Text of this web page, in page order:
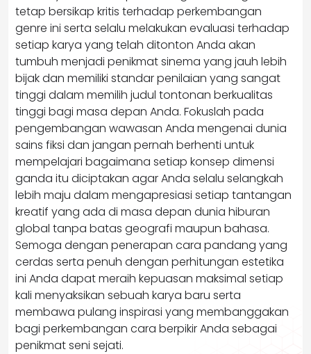
tetap bersikap kritis terhadap perkembangan
genre ini serta selalu melakukan evaluasi terhadap
setiap karya yang telah ditonton Anda akan
tumbuh menjadi penikmat sinema yang jauh lebih
bijak dan memiliki standar penilaian yang sangat
tinggi dalam memilih judul tontonan berkualitas
tinggi bagi masa depan Anda. Fokuslah pada
pengembangan wawasan Anda mengenai dunia
sains fiksi dan jangan pernah berhenti untuk
mempelajari bagaimana setiap konsep dimensi
ganda itu diciptakan agar Anda selalu selangkah
lebih maju dalam mengapresiasi setiap tantangan
kreatif yang ada di masa depan dunia hiburan
global tanpa batas geografi maupun bahasa.
Semoga dengan penerapan cara pandang yang
cerdas serta penuh dengan perhitungan estetika
ini Anda dapat meraih kepuasan maksimal setiap
kali menyaksikan sebuah karya baru serta
membawa pulang inspirasi yang membanggakan
bagi perkembangan cara berpikir Anda sebagai
penikmat seni sejati.